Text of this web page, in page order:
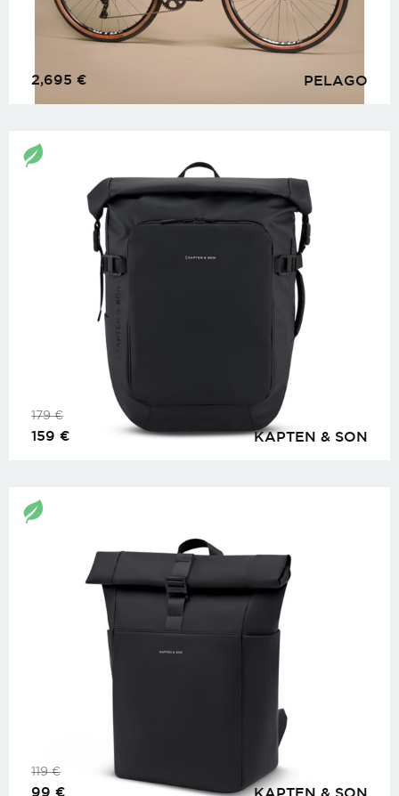
PELAGO
2,695 €
KAPTEN & SON
179€
159 €
KAPTEN & SON
119€
99 €